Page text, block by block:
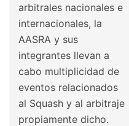
arbitrales nacionales e
internacionales, la
AASRA y sus
integrantes llevan a
cabo multiplicidad de
eventos relacionados
al Squash y al arbitraje
propiamente dicho.